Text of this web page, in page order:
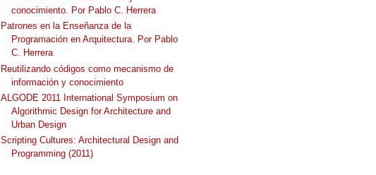
conocimiento. Por Pablo C. Herrera
Patrones en la Enseñanza de la
Programación en Arquitectura. Por Pablo
C. Herrera
Reutilizando códigos como mecanismo de
información y conocimiento
ALGODE 2011 International Symposium on
Algorithmic Design for Architecture and
Urban Design
Scripting Cultures: Architectural Design and
Programming (2011)